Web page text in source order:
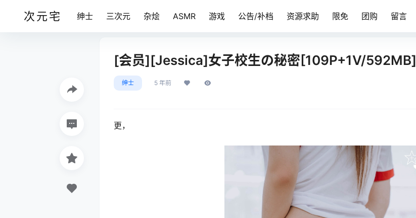
次元宅 绅士 三次元 杂烩 ASMR 游戏 公告/补档 资源求助 限免 团购 留言
[会员][Jessica]女子校生の秘密[109P+1V/592MB]
绅士 5 年前
更，